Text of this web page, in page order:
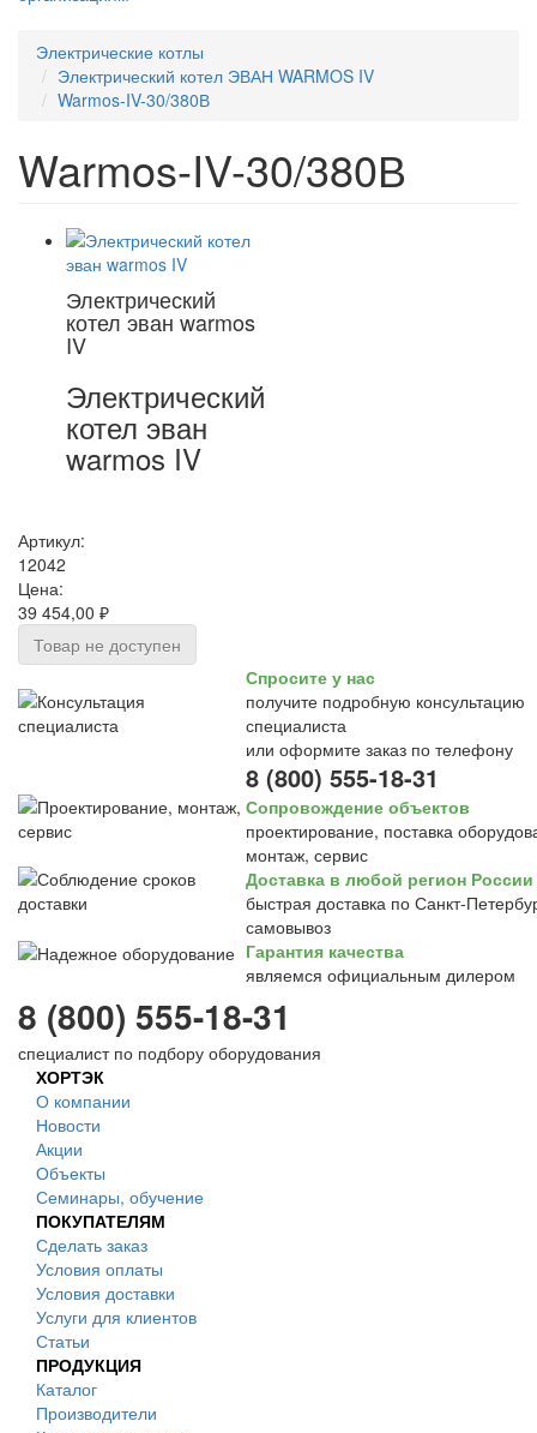
Электрические котлы
Электрический котел ЭВАН WARMOS IV
Warmos-IV-30/380В
Warmos-IV-30/380В
Электрический
котел эван warmos
IV
Электрический
котел эван
warmos IV
Артикул:
12042
Цена:
39 454,00 ₽
Товар не доступен
Спросите у нас
получите подробную консультацию
специалиста
или оформите заказ по телефону
8 (800) 555-18-31
Сопровождение объектов
проектирование, поставка
монтаж, сервис
Доставка в любой регион России
быстрая доставка по Санкт-
самовывоз
Гарантия качества
являемся официальным дилером
8 (800) 555-18-31
специалист по подбору оборудования
ХОРТЭК
О компании
Новости
Акции
Объекты
Семинары, обучение
ПОКУПАТЕЛЯМ
Сделать заказ
Условия оплаты
Условия доставки
Услуги для клиентов
Статьи
ПРОДУКЦИЯ
Каталог
Производители